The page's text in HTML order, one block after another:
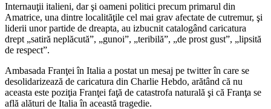
Internauţii italieni, dar şi oameni politici precum primarul din
Amatrice, una dintre localităţile cel mai grav afectate de cutremur, şi
liderii unor partide de dreapta, au izbucnit catalogând caricatura
drept „satiră neplăcută”, „gunoi”, „teribilă”, „de prost gust”, „lipsită
de respect”.
Ambasada Franţei în Italia a postat un mesaj pe twitter în care se
desolidarizează de caricatura din Charlie Hebdo, arătând că nu
aceasta este poziţia Franţei faţă de catastrofa naturală şi că Franţa se
află alături de Italia în această tragedie.